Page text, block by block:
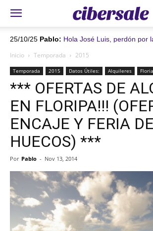
25/10/25 Pablo: Hola José Luis, perdón por
AVISAME POR FAVOR si te llegó (puede irse
todos los datos bien. Ánimo que falta
Inicio Temporada 2015
Temporada 2015 Datos Útiles: Alquileres
*** OFERTAS DE
EN FLORIPA!!!
ENCAJE Y FERIA
HUECOS) ***
Por Pablo - Nov 13, 2014